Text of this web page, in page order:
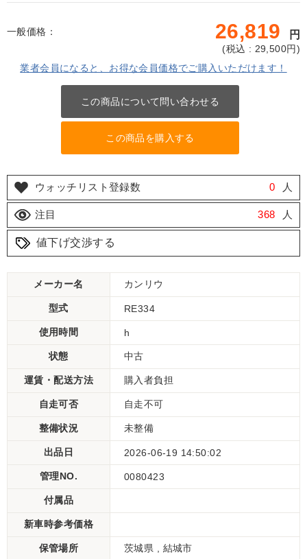
一般価格： 26,819 円
(税込 : 29,500円)
業者会員になると、お得な会員価格でご購入いただけます！
この商品について問い合わせる
この商品を購入する
ウォッチリスト登録数 0 人
注目 368 人
値下げ交渉する
メーカー名 カンリウ
型式 RE334
使用時間 h
状態 中古
運賃・配送方法 購入者負担
自走可否 自走不可
整備状況 未整備
出品日 2026-06-19 14:50:02
管理NO. 0080423
付属品
新車時参考価格
保管場所 茨城県 , 結城市